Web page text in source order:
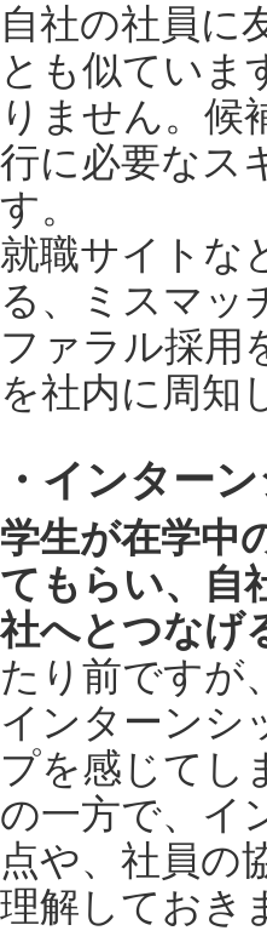
自社の社員に
とも似ていま
りません。候
行に必要なス
す。
就職サイトな
る、ミスマッ
ファラル採用
を社内に周知
・インター
学生が在学中
てもらい、自
社へとつなげ
たり前ですが
インターンシ
プを感じてし
の一方で、イ
点や、社員の
理解しておき